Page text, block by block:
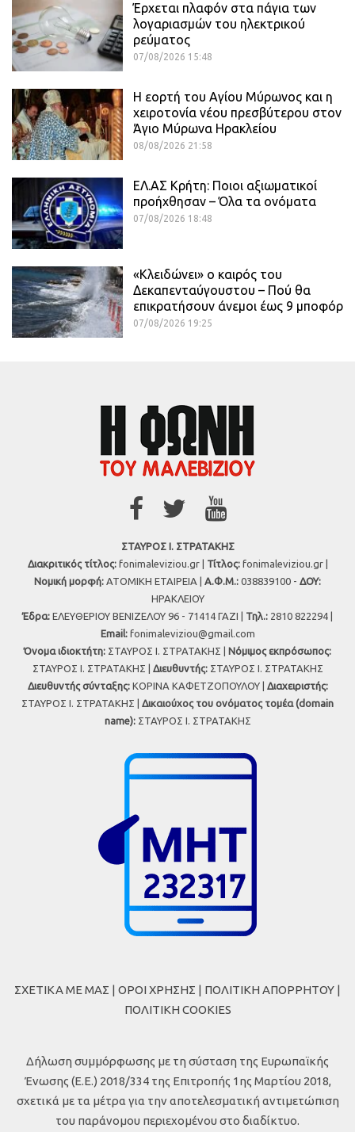
Έρχεται πλαφόν στα πάγια των
λογαριασμών του ηλεκτρικού
ρεύματος
07/08/2026 15:48
Η εορτή του Αγίου Μύρωνος και η
χειροτονία νέου πρεσβύτερου στον
Άγιο Μύρωνα Ηρακλείου
08/08/2026 21:58
ΕΛ.ΑΣ Κρήτη: Ποιοι αξιωματικοί
προήχθησαν – Όλα τα ονόματα
07/08/2026 18:48
«Κλειδώνει» ο καιρός του
Δεκαπενταύγουστου – Πού θα
επικρατήσουν άνεμοι έως 9 μποφόρ
07/08/2026 19:25
ΣΤΑΥΡΟΣ Ι. ΣΤΡΑΤΑΚΗΣ
Διακριτικός τίτλος:fonimaleviziou.gr | Τίτλος:fonimaleviziou.gr |
Νομική μορφή: ΑΤΟΜΙΚΗ ΕΤΑΙΡΕΙΑ | Α.Φ.Μ.: 038839100 - ΔΟΥ:
ΗΡΑΚΛΕΙΟΥ
Έδρα: ΕΛΕΥΘΕΡΙΟΥ ΒΕΝΙΖΕΛΟΥ 96 - 71414 ΓΑΖΙ | Τηλ.: 2810 822294 |
Εmail: fonimaleviziou@gmail.com
Όνομα ιδιοκτήτη: ΣΤΑΥΡΟΣ Ι. ΣΤΡΑΤΑΚΗΣ | Νόμιμος εκπρόσωπος:
ΣΤΑΥΡΟΣ Ι. ΣΤΡΑΤΑΚΗΣ | Διευθυντής:ΣΤΑΥΡΟΣ Ι. ΣΤΡΑΤΑΚΗΣ
Διευθυντής σύνταξης:ΚΟΡΙΝΑ ΚΑΦΕΤΖΟΠΟΥΛΟΥ | Διαχειριστής:
ΣΤΑΥΡΟΣ Ι. ΣΤΡΑΤΑΚΗΣ | Δικαιούχος του ονόματος τομέα (domain
name):ΣΤΑΥΡΟΣ Ι. ΣΤΡΑΤΑΚΗΣ
ΣΧΕΤΙΚΑ ΜΕ ΜΑΣ | ΟΡΟΙ ΧΡΗΣΗΣ | ΠΟΛΙΤΙΚΗ ΑΠΟΡΡΗΤΟΥ |
ΠΟΛΙΤΙΚΗ COOKIES
Δήλωση συμμόρφωσης με τη σύσταση της Ευρωπαϊκής
Ένωσης (Ε.Ε.) 2018/334 της Επιτροπής 1ης Μαρτίου 2018,
σχετικά με τα μέτρα για την αποτελεσματική αντιμετώπιση
του παράνομου περιεχομένου στο διαδίκτυο.